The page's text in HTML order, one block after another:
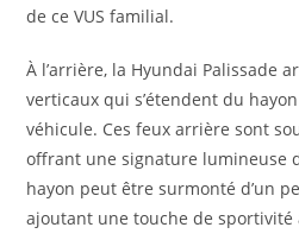
de ce VUS familial.
À l’arrière, la Hyundai Palissade
verticaux qui s’étendent du
véhicule. Ces feux arrière sont
offrant une signature lumineuse
hayon peut être surmonté d’un
ajoutant une touche de sportivité